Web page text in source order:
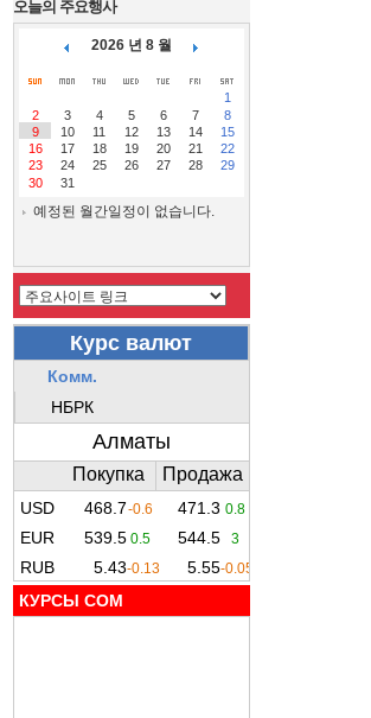
오늘의 주요행사
2026 년 8 월
1
2
3 4 5 6 7
8
9
10 11 12 13 14
15
16
17 18 19 20 21
22
23
24 25 26 27 28
29
30
31
예정된 월간일정이 없습니다.
КУРСЫ COM